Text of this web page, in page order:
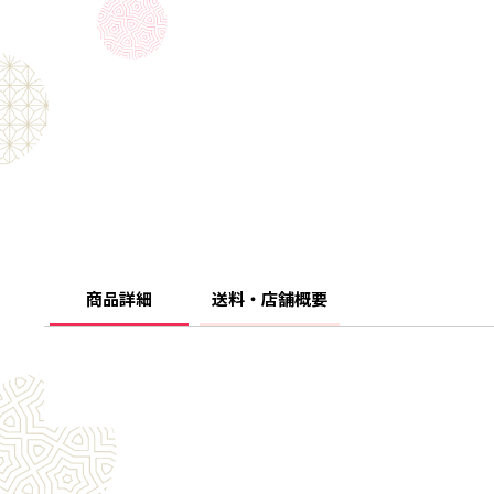
商品詳細 送料・店舗概要